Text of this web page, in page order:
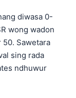
diwasa 0-
wong wadon
Sawetara
sing rada
ndhuwur